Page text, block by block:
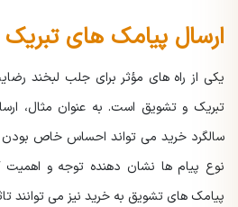
ارسال پیامک های
یکی از راه های مؤثر برای جلب لبخند
تبریک و تشویق است. به عنوان مثال،
سالگرد خرید می تواند احساس خاص بودن
نوع پیام ها نشان دهنده توجه و
پیامک های تشویق به خرید نیز می توانند